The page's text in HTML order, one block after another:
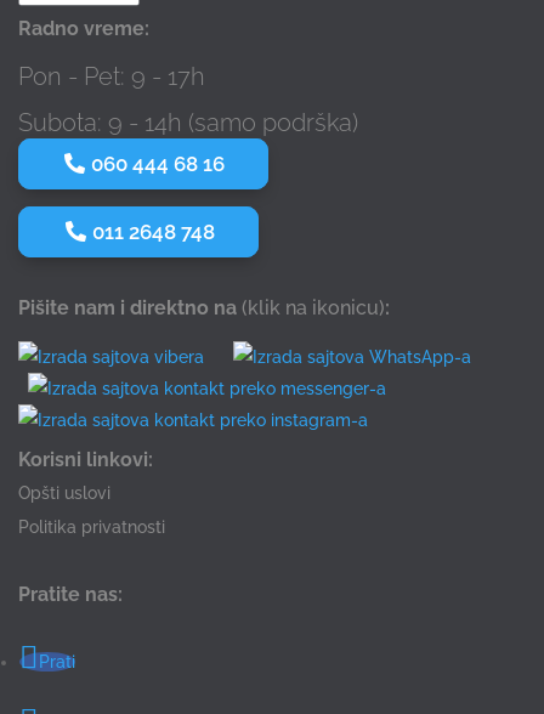
Radno vreme:
Pon - Pet: 9 - 17h
Subota: 9 - 14h (samo podrška)
060 444 68 16
011 2648 748
Pišite nam i direktno na (klik na ikonicu):
Korisni linkovi:
Opšti uslovi
Politika privatnosti
Pratite nas:
Prati